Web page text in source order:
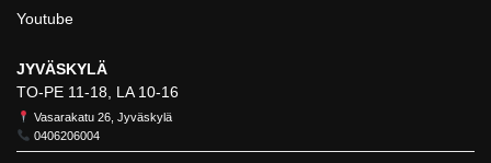
Youtube
JYVÄSKYLÄ
TO-PE 11-18, LA 10-16
Vasarakatu 26, Jyväskylä
0406206004